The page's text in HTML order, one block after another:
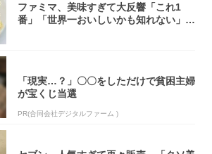
ファミマ、美味すぎて大反響「これ1
番」「世界一おいしいかも知れない」
「現実…？」〇〇をしただけで貧困主婦
が宝くじ当選
PR(合同会社デジタルファーム )